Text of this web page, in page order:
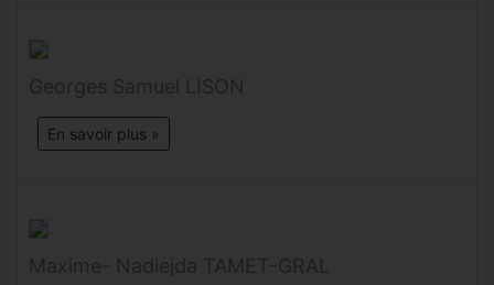
Georges Samuel LISON
En savoir plus »
Maxime- Nadiejda TAMET-GRAL